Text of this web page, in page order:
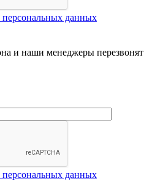
персональных данных
и наши менеджеры перезвонят
персональных данных